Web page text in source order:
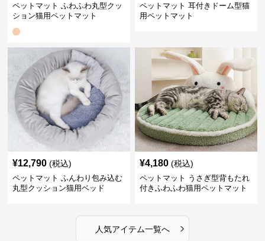
ペットマット ふわふわ丸型クッ
ション猫用ペットマット
ペットマット 耳付きドーム型猫
用ペットマット
¥12,790 (税込)
ペットマット ふんわり包み込む
丸型クッション猫用ベッド
¥4,180 (税込)
ペットマット うさぎ型背もたれ
付きふわふわ猫用ペットマット
人気アイテム一覧へ ›